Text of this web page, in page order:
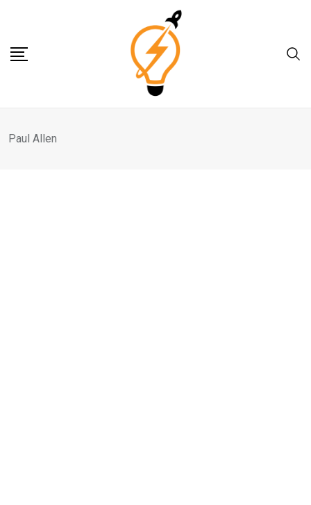
content
Paul Allen